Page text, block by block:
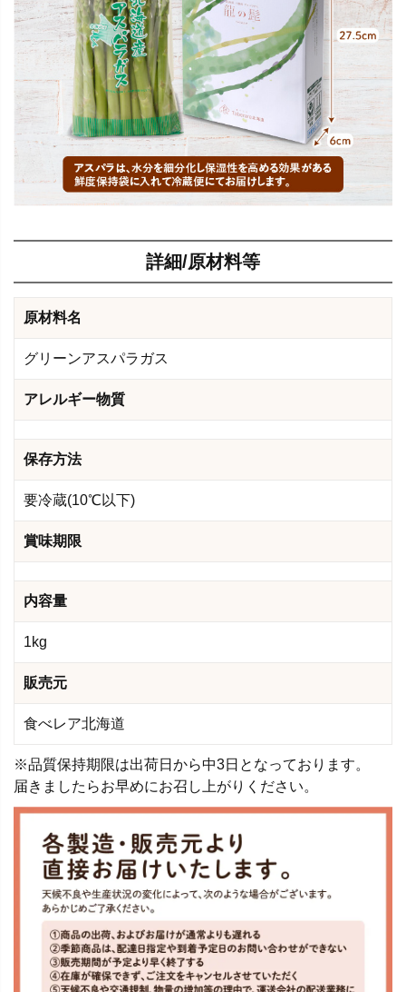
詳細/原材料等
原材料名
グリーンアスパラガス
アレルギー物質
保存方法
要冷蔵(10℃以下)
賞味期限
内容量
1kg
販売元
食べレア北海道
※品質保持期限は出荷日から中3日となっております。
届きましたらお早めにお召し上がりください。